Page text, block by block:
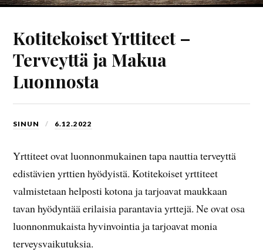
Kotitekoiset Yrttiteet –
Terveyttä ja Makua
Luonnosta
SINUN 6.12.2022
Yrttiteet ovat luonnonmukainen tapa nauttia terveyttä
edistävien yrttien hyödyistä. Kotitekoiset yrttiteet
valmistetaan helposti kotona ja tarjoavat maukkaan
tavan hyödyntää erilaisia parantavia yrttejä. Ne ovat osa
luonnonmukaista hyvinvointia ja tarjoavat monia
terveysvaikutuksia.